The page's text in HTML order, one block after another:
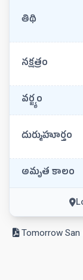
తిథి
నక్షత్రం
వర్జ్యం
దుర్ముహూర్తం
అమృత కాలం
Tomorrow San